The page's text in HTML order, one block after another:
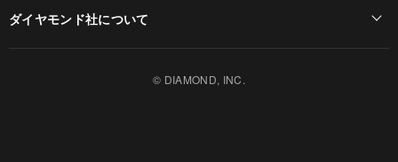
ダイヤモンド社について
© DIAMOND, INC.